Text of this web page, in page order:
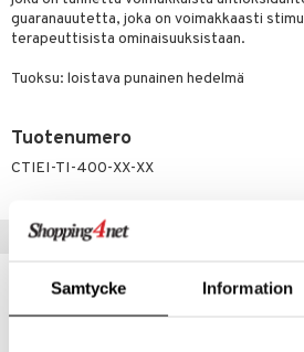
Samtycke Information
guaranauutetta, joka on voimakkaasti
terapeuttisista ominaisuuksistaan.
Tuoksu: loistava punainen hedelmä
Tuotenumero
CTIEI-TI-400-XX-XX
-25%
& Viikset
poisto
10
1: Puhdistus
3: Kosteutus
Huulten Hoito
Happy For Men
& vastauksia